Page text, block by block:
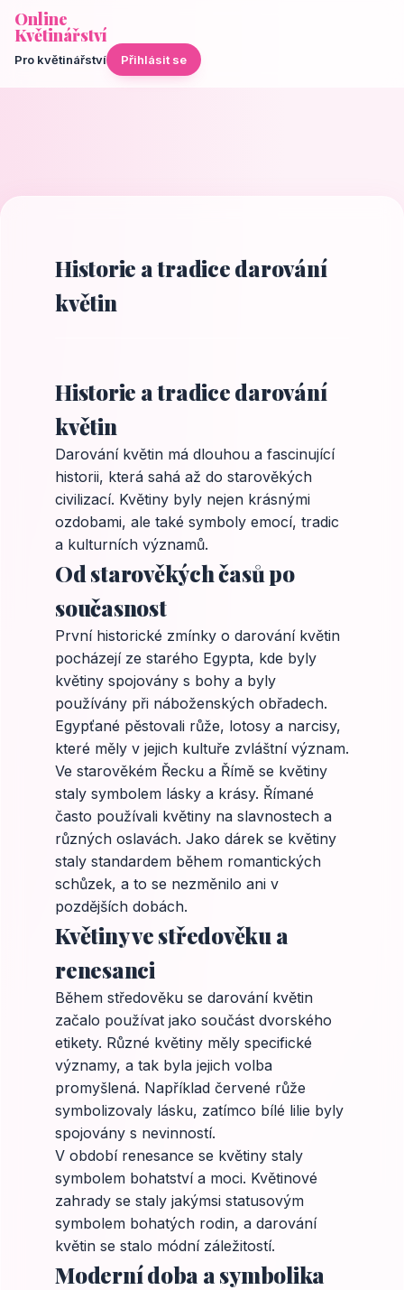
Online
Květinářství
Pro květinářství Přihlásit se
Historie a tradice darování
květin
Historie a tradice darování
květin
Darování květin má dlouhou a fascinující
historii, která sahá až do starověkých
civilizací. Květiny byly nejen krásnými
ozdobami, ale také symboly emocí, tradic
a kulturních významů.
Od starověkých časů po
současnost
První historické zmínky o darování květin
pocházejí ze starého Egypta, kde byly
květiny spojovány s bohy a byly
používány při náboženských obřadech.
Egypťané pěstovali růže, lotosy a narcisy,
které měly v jejich kultuře zvláštní význam.
Ve starověkém Řecku a Římě se květiny
staly symbolem lásky a krásy. Římané
často používali květiny na slavnostech a
různých oslavách. Jako dárek se květiny
staly standardem během romantických
schůzek, a to se nezměnilo ani v
pozdějších dobách.
Květiny ve středověku a
renesanci
Během středověku se darování květin
začalo používat jako součást dvorského
etikety. Různé květiny měly specifické
významy, a tak byla jejich volba
promyšlená. Například červené růže
symbolizovaly lásku, zatímco bílé lilie byly
spojovány s nevinností.
V období renesance se květiny staly
symbolem bohatství a moci. Květinové
zahrady se staly jakýmsi statusovým
symbolem bohatých rodin, a darování
květin se stalo módní záležitostí.
Moderní doba a symbolika